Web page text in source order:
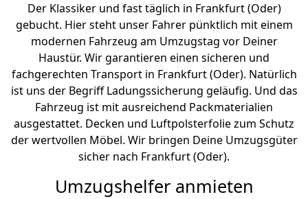
Der Klassiker und fast täglich in Frankfurt (Oder)
gebucht. Hier steht unser Fahrer pünktlich mit einem
modernen Fahrzeug am Umzugstag vor Deiner
Haustür. Wir garantieren einen sicheren und
fachgerechten Transport in Frankfurt (Oder). Natürlich
ist uns der Begriff Ladungssicherung geläufig. Und das
Fahrzeug ist mit ausreichend Packmaterialien
ausgestattet. Decken und Luftpolsterfolie zum Schutz
der wertvollen Möbel. Wir bringen Deine Umzugsgüter
sicher nach Frankfurt (Oder).
Umzugshelfer anmieten